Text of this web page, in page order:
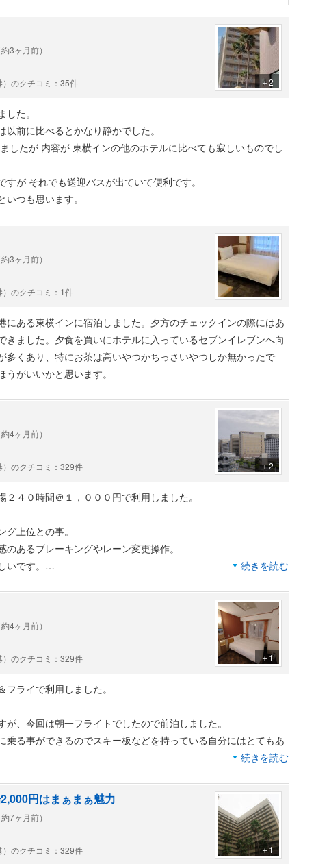
い勝手が良い。
レスが少ない。
っしゃい！と言われ
比べて穏やかで優
にはキツイ。
え、深夜まで喋ってる。いびきのような音もダダ漏
れ。防音としては最悪のレベル。唯一朝食無料なの
3ヶ月前）
のクチコミ：35件
＋2
た。
前に比べるとかなり静かでした。
したが 内容が 東横インの他のホテルに比べても寂しいものでし
が それでも送迎バスが出ていて便利です。
つも思います。
3ヶ月前）
のクチコミ：1件
にある東横インに宿泊しました。夕方のチェックインの際にはあ
きました。夕食を買いにホテルに入っているセブンイレブンへ向
多くあり、特にお茶は高いやつかちっさいやつしか無かったで
がいいかと思います。
4ヶ月前）
のクチコミ：329件
＋2
４０時間＠１，０００円で利用しました。
上位との事。
あるブレーキングやレーン変更操作。
です。
ルが出ていましたが、現在は東横イン１とフォーポイントホテル
ります。
続きを読む
4ヶ月前）
のクチコミ：329件
＋1
ライで利用しました。
、今回は朝一フライトでしたので前泊しました。
乗る事ができるのでスキー板などを持っている自分にはとてもあ
り１泊すれば１，０００円で２４０時間駐車場無料になる所。前
も可能です。
でも適度な硬さなので寝返り時、身体のストレスはかなり軽減さ
続きを読む
円はまぁまぁ魅力
7ヶ月前）
のクチコミ：329件
＋1